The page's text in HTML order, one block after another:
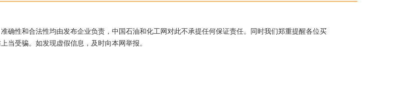
确性和合法性均由发布企业负责，中国石油和化工网对此不承提任何保证责任。同时我们郑重提醒各位买
当受骗。如发现虚假信息，及时向本网举报。